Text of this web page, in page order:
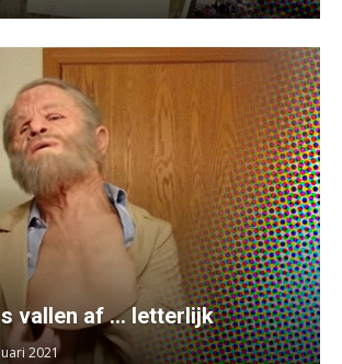
vallen af … letterlijk
2021